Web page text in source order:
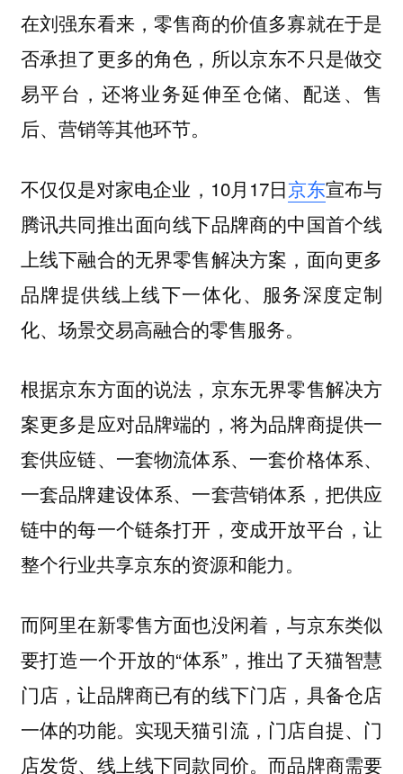
在刘强东看来，零售商的价值多寡就在于是
否承担了更多的角色，所以京东不只是做交
易平台，还将业务延伸至仓储、配送、售
后、营销等其他环节。
不仅仅是对家电企业，10月17日京东宣布与
腾讯共同推出面向线下品牌商的中国首个线
上线下融合的无界零售解决方案，面向更多
品牌提供线上线下一体化、服务深度定制
化、场景交易高融合的零售服务。
根据京东方面的说法，京东无界零售解决方
案更多是应对品牌端的，将为品牌商提供一
套供应链、一套物流体系、一套价格体系、
一套品牌建设体系、一套营销体系，把供应
链中的每一个链条打开，变成开放平台，让
整个行业共享京东的资源和能力。
而阿里在新零售方面也没闲着，与京东类似
要打造一个开放的“体系”，推出了天猫智慧
门店，让品牌商已有的线下门店，具备仓店
一体的功能。实现天猫引流，门店自提、门
店发货、线上线下同款同价。而品牌商需要